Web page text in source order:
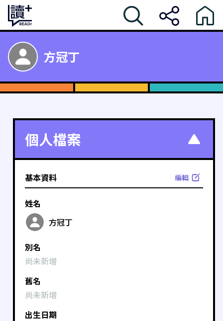
方冠丁
個人檔案
基本資料 編輯
姓名
方冠丁
別名
尚未新增
舊名
尚未新增
出生日期